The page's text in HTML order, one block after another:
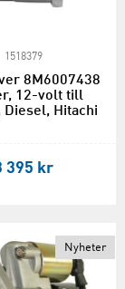
1518379
8M6007438
12-volt till
Diesel, Hitachi
395 kr
Nyheter